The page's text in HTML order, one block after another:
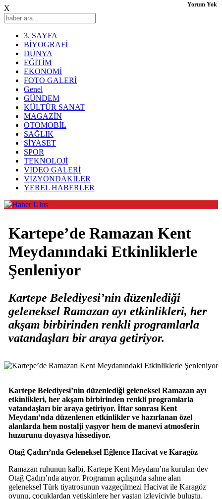
X
3. SAYFA
BİYOGRAFİ
DÜNYA
EĞİTİM
EKONOMİ
FOTO GALERİ
Genel
GÜNDEM
KÜLTÜR SANAT
MAGAZİN
OTOMOBİL
SAĞLIK
SİYASET
SPOR
TEKNOLOJİ
VIDEO GALERİ
VİZYONDAKİLER
YEREL HABERLER
Kartepe’de Ramazan Kent
Meydanındaki Etkinliklerle
Şenleniyor
Kartepe Belediyesi’nin düzenlediği
geleneksel Ramazan ayı etkinlikleri, her
akşam birbirinden renkli programlarla
vatandaşları bir araya getiriyor.
Kartepe Belediyesi’nin düzenlediği geleneksel Ramazan ayı
etkinlikleri, her akşam birbirinden renkli programlarla
vatandaşları bir araya getiriyor. İftar sonrası Kent
Meydanı’nda düzenlenen etkinlikler ve hazırlanan özel
alanlarda hem nostalji yaşıyor hem de manevi atmosferin
huzurunu doyasıya hissediyor.
Otağ Çadırı’nda Geleneksel Eğlence Hacivat ve Karagöz
Ramazan ruhunun kalbi, Kartepe Kent Meydanı’na kurulan dev
Otağ Çadırı’nda atıyor. Programın açılışında sahne alan
geleneksel Türk tiyatrosunun vazgeçilmezi Hacivat ile Karagöz
oyunu, çocuklardan yetişkinlere her yaştan izleyiciyle buluştu.
Yorum Yok